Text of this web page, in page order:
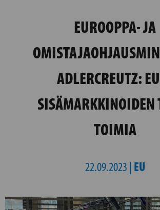
EUROOPPA- JA
ADLERCREUTZ:
SISÄMARKKINOIDEN
TOIMIA
22.09.2023 | EU